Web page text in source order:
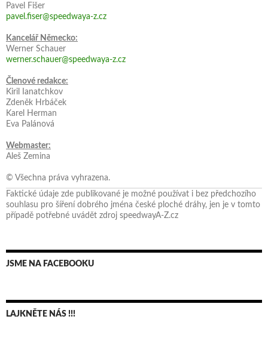
Pavel Fišer
pavel.fiser@speedwaya-z.cz
Kancelář Německo:
Werner Schauer
werner.schauer@speedwaya-z.cz
Členové redakce:
Kiril Ianatchkov
Zdeněk Hrbáček
Karel Herman
Eva Palánová
Webmaster:
Aleš Zemina
© Všechna práva vyhrazena.
Faktické údaje zde publikované je možné používat i bez předchozího
souhlasu pro šíření dobrého jména české ploché dráhy, jen je v tomto
případě potřebné uvádět zdroj speedwayA-Z.cz
JSME NA FACEBOOKU
LAJKNĚTE NÁS !!!